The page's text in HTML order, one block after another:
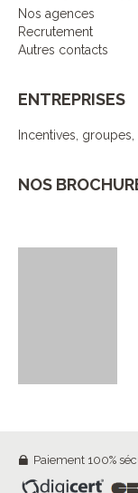
Nos agences
Recrutement
Autres contacts
ENTREPRISES
Incentives,
NOS
Paiement 100%